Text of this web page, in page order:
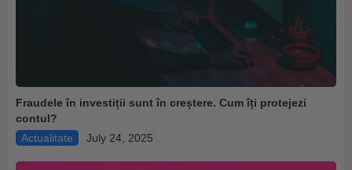
Fraudele în investiții sunt în creștere. Cum îți protejezi
contul?
Actualitate
July 24, 2025